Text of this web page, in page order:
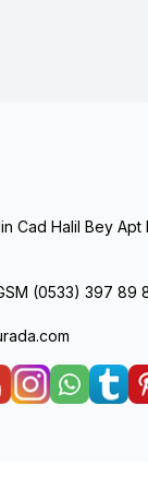
Cad Halil Bey Apt
(0533) 397 89
PlusInstagramWhatsApp